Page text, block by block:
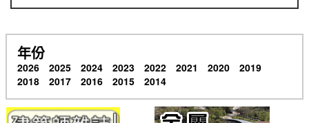
年份
2026 2025 2024 2023 2022 2021 2020
2019
2018
2017 2016 2015 2014